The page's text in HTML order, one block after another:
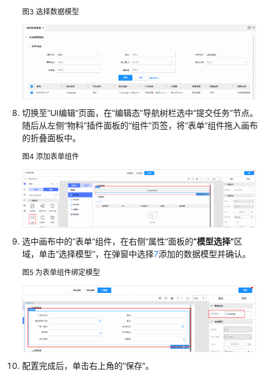
面
在
编
辑
页
面
插
在
UI
页
插
图3 选择数据模型
切换至“UI编辑”页面，在“编辑态”导航树栏选中“提交任务”节点。
随后从左侧“物料”插件面板的“组件”页签，将“表单”组件拖入画布
的折叠面板中。
图4 添加表单组件
选中画布中的“表单”组件，在右侧“属性”面板的“模型选择”区
域，单击“选择模型”，在弹窗中选择7添加的数据模型并确认。
图5 为表单组件绑定模型
配置完成后，单击右上角的“保存”。